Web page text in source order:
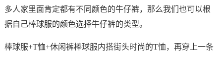
多人家里面肯定都有不同颜色的牛仔裤，那么我们也可以根
据自己棒球服的颜色选择牛仔裤的类型。
棒球服+T恤+休闲裤棒球服内搭街头时尚的T恤，再穿上一条